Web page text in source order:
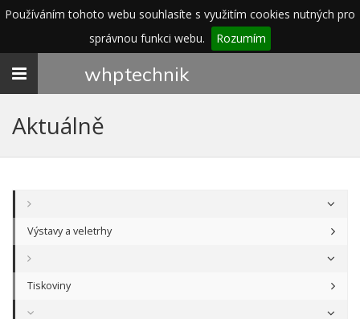
Používáním tohoto webu souhlasíte s využitím cookies nutných pro
správnou funkci webu.
Rozumím
Toggle
whptechnik
Aktuálně
Výstavy a veletrhy
Tiskoviny